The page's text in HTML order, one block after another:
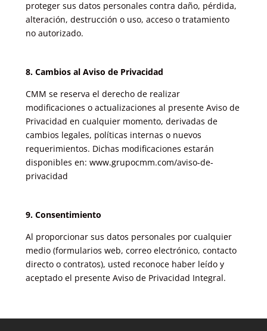
proteger sus datos personales contra daño, pérdida,
alteración, destrucción o uso, acceso o tratamiento
no autorizado.
8. Cambios al Aviso de Privacidad
CMM se reserva el derecho de realizar
modificaciones o actualizaciones al presente Aviso de
Privacidad en cualquier momento, derivadas de
cambios legales, políticas internas o nuevos
requerimientos. Dichas modificaciones estarán
disponibles en: www.grupocmm.com/aviso-de-
privacidad
9. Consentimiento
Al proporcionar sus datos personales por cualquier
medio (formularios web, correo electrónico, contacto
directo o contratos), usted reconoce haber leído y
aceptado el presente Aviso de Privacidad Integral.